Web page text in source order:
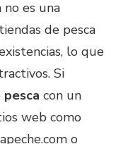
es una
de pesca
lo que
Si
con un
web como
o